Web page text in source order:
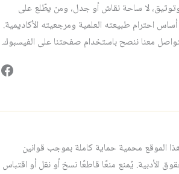
لا ساحة نقاش أو جدل، ومن يطّلع على
احترام طبيعته العلمية ومرجعيته الأكاديمية.
معنا ننصح باستخدام صفحتنا على الفيسبوك.
الموقع محمية حماية كاملة بموجب قوانين
الأدبية. يُمنع منعًا قاطعًا نسخ أو نقل أو اقتباس